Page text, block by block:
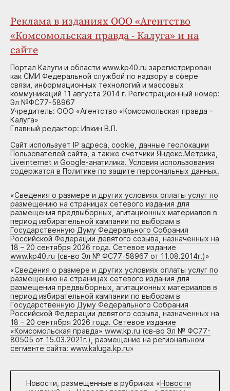
Реклама в изданиях ООО «Агентство
«Комсомольская правда - Калуга» и на
сайте
Портал Калуги и области www.kp40.ru зарегистрирован
как СМИ Федеральной службой по надзору в сфере
связи, информационных технологий и массовых
коммуникаций 11 августа 2014 г. Регистрационный номер:
Эл №ФС77-58967
Учредитель: ООО «Агентство «Комсомольская правда –
Калуга»
Главный редактор: Ивкин В.П.
Сайт использует IP адреса, cookie, данные геолокации
Пользователей сайта, а также счетчики Яндекс.Метрика,
Liveinternet и Google-анатилика. Условия использования
содержатся в Политике по защите персональных данных.
«Сведения о размере и других условиях оплаты услуг по
размещению на страницах сетевого издания для
размещения предвыборных, агитационных материалов в
период избирательной кампании по выборам в
Государственную Думу Федерального Собрания
Российской Федерации девятого созыва, назначенных на
18 – 20 сентября 2026 года. Сетевое издание
www.kp40.ru (св-во Эл № ФС77-58967 от 11.08.2014г.)»
«Сведения о размере и других условиях оплаты услуг по
размещению на страницах сетевого издания для
размещения предвыборных, агитационных материалов в
период избирательной кампании по выборам в
Государственную Думу Федерального Собрания
Российской Федерации девятого созыва, назначенных на
18 – 20 сентября 2026 года. Сетевое издание
«Комсомольская правда» www.kp.ru (св-во Эл № ФС77-
80505 от 15.03.2021г.), размещение на региональном
сегменте сайта: www.kaluga.kp.ru»
Новости, размещенные в рубриках «Новости